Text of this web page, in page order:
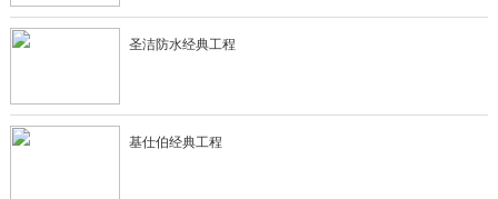
圣洁防水经典工程
基仕伯经典工程